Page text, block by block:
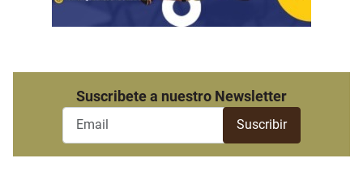
Suscribete a nuestro Newsletter